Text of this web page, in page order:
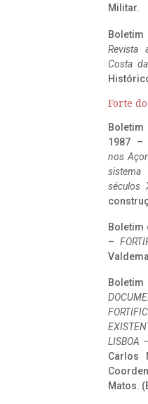
Militar.
Revista
Costa
Forte
1987 –
nos
séculos
Boletim
–
LISBOA
Carlos
Matos.